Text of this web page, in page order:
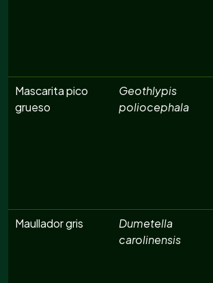
Mascarita pico
grueso
Geothlypis
poliocephala
Maullador gris
Dumetella
carolinensis